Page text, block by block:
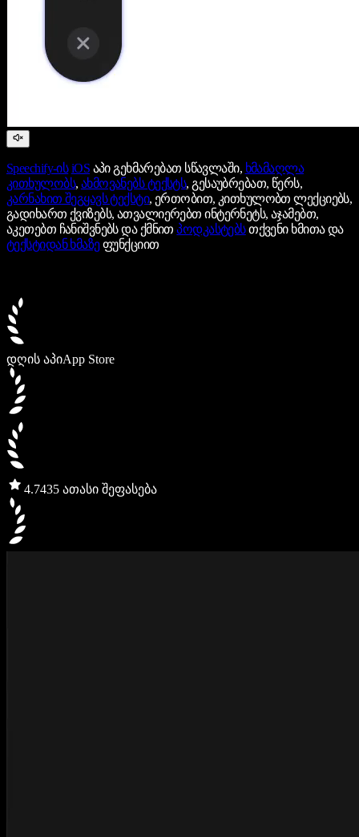
Speechify-ის iOS აპი გეხმარებათ სწავლაში, ხმამაღლა
კითხულობს, ახმოვანებს ტექსტს, გესაუბრებათ, წერს,
კარნახით შეგყავს ტექსტი, ერთობით, კითხულობთ ლექციებს,
გადიხართ ქვიზებს, ათვალიერებთ ინტერნეტს, აჯამებთ,
აკეთებთ ჩანიშვნებს და ქმნითპოდკასტებსთქვენი ხმითა და
ტექსტიდან ხმაზეფუნქციით
დღის აპიApp Store
4.7435 ათასი შეფასება